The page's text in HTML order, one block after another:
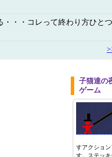
・・・コレって終わり方ひと
子猫達の
ゲーム
すアクショ
す。ステッ